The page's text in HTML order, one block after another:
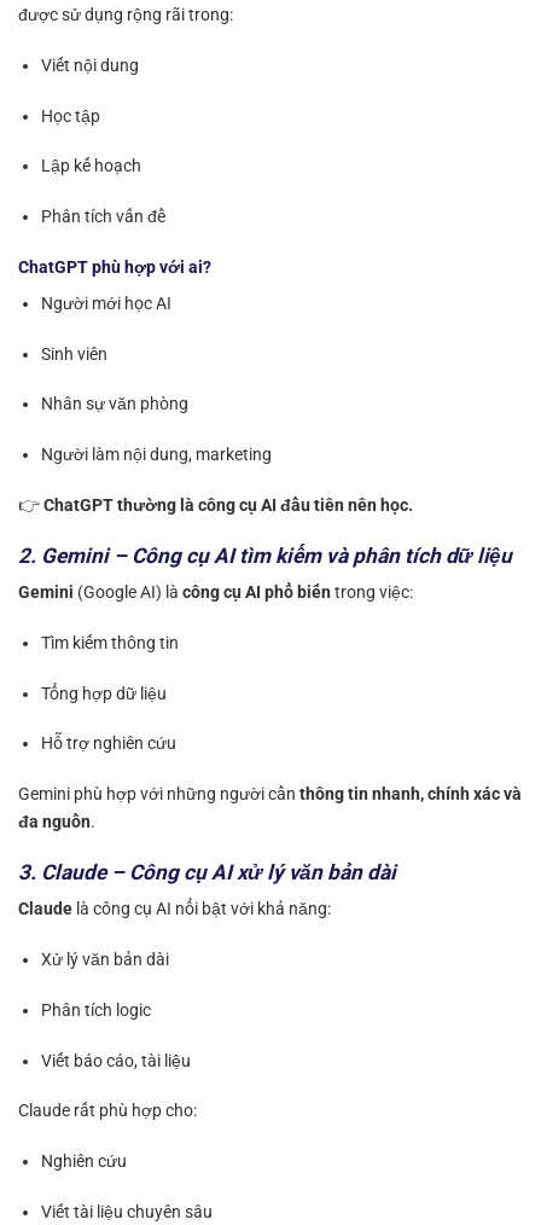
được sử dụng rộng rãi trong:
Viết nội dung
Học tập
Lập kế hoạch
Phân tích vấn đề
ChatGPT phù hợp với ai?
Người mới học AI
Sinh viên
Nhân sự văn phòng
Người làm nội dung, marketing
👉ChatGPT thường là công cụ AI đầu tiên nên học.
2. Gemini – Công cụ AI tìm kiếm và phân tích dữ liệu
Gemini (Google AI) là công cụ AI phổ biến trong việc:
Tìm kiếm thông tin
Tổng hợp dữ liệu
Hỗ trợ nghiên cứu
Gemini phù hợp với những người cần thông tin nhanh, chính xác và
đa nguồn.
3. Claude – Công cụ AI xử lý văn bản dài
Claude là công cụ AI nổi bật với khả năng:
Xử lý văn bản dài
Phân tích logic
Viết báo cáo, tài liệu
Claude rất phù hợp cho:
Nghiên cứu
Viết tài liệu chuyên sâu